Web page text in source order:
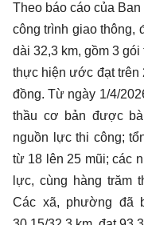
Theo báo cáo của
công trình giao thông,
dài 32,3 km, gồm 3
thực hiện ước đạt trên
đồng. Từ ngày 1/4/
thầu cơ bản được
nguồn lực thi công;
từ 18 lên 25 mũi; các
lực, cùng hàng trăm
Các xã, phường đã